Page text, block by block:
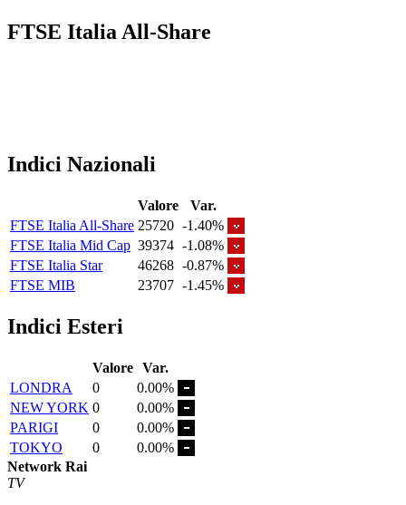
FTSE Italia All-Share
Indici Nazionali
Valore
Var.
FTSE Italia All-Share 25720 -1.40%
FTSE Italia Mid Cap 39374 -1.08%
FTSE Italia Star
46268 -0.87%
FTSE MIB
23707 -1.45%
Indici Esteri
Valore Var.
LONDRA
0
0.00%
NEW YORK 0
0.00%
PARIGI
0
0.00%
TOKYO
0
0.00%
Network Rai
TV